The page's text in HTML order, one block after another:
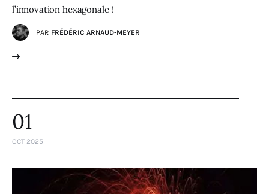
l’innovation hexagonale !
PAR FRÉDÉRIC ARNAUD-MEYER
01
OCT 2025